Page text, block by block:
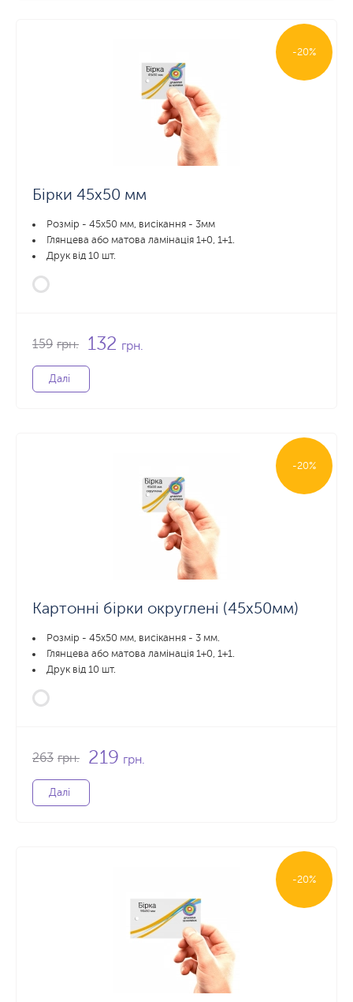
-20%
Бірки 45х50 мм
Розмір - 45х50 мм, висікання - 3мм
Глянцева або матова ламінація 1+0, 1+1.
Друк від 10 шт.
159 грн. 132 грн.
Далі
-20%
Картонні бірки округлені (45х50мм)
Розмір - 45х50 мм, висікання - 3 мм.
Глянцева або матова ламінація 1+0, 1+1.
Друк від 10 шт.
263 грн. 219 грн.
Далі
-20%